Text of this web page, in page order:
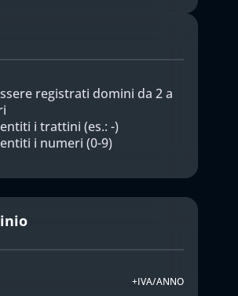
registrati domini da 2 a
i trattini (es.: -)
i numeri (0-9)
+IVA/ANNO